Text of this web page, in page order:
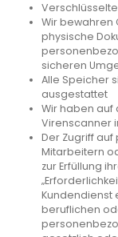
Wir bewahren
physische
sicheren
Alle Speicher
ausgestattet
Wir haben auf
Virenscanner
Der Zugriff
Mitarbeitern
zur Erfüllung
Kundendienst
beruflichen